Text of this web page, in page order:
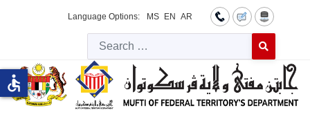
Language Options: MS EN AR
Type 2 or
accessible